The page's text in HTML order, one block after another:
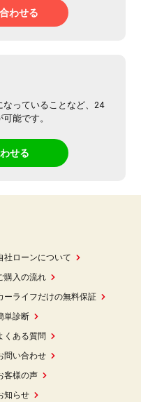
わせる
っていることなど、24
能です。
せる
社ローンについて
購入の流れ
ーライフだけの無料保証
単診断
くある質問
問い合わせ
客様の声
知らせ